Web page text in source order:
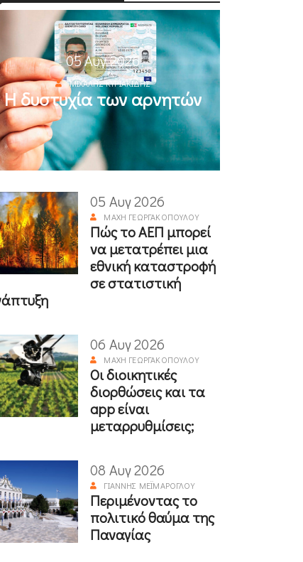
05 Αυγ 2026
ΜΙΧΆΛΗΣ ΚΥΡΙΑΚΊΔΗΣ
Η δυστυχία των αρνητών
05 Αυγ 2026
ΜΆΧΗ ΓΕΩΡΓΑΚΟΠΟΎΛΟΥ
Πώς το ΑΕΠ μπορεί
να μετατρέπει μια
εθνική καταστροφή
σε στατιστική
06 Αυγ 2026
ΜΆΧΗ ΓΕΩΡΓΑΚΟΠΟΎΛΟΥ
Οι διοικητικές
διορθώσεις και τα
app είναι
μεταρρυθμίσεις;
08 Αυγ 2026
ΓΙΆΝΝΗΣ ΜΕΪΜΆΡΟΓΛΟΥ
Περιμένοντας το
πολιτικό θαύμα της
Παναγίας